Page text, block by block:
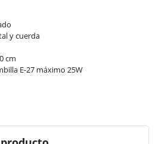
y cuerda
cm
E-27 máximo 25W